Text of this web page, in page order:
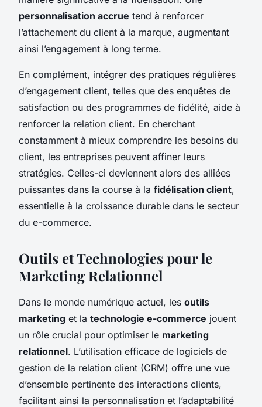
personnalisation accrue tend à renforcer
l’attachement du client à la marque, augmentant
ainsi l’engagement à long terme.
En complément, intégrer des pratiques régulières
d’engagement client, telles que des enquêtes de
satisfaction ou des programmes de fidélité, aide à
renforcer la relation client. En cherchant
constamment à mieux comprendre les besoins du
client, les entreprises peuvent affiner leurs
stratégies. Celles-ci deviennent alors des alliées
puissantes dans la course à la fidélisation client,
essentielle à la croissance durable dans le secteur
du e-commerce.
Outils et Technologies pour le
Marketing Relationnel
Dans le monde numérique actuel, les outils
marketing et la technologie e-commerce jouent
un rôle crucial pour optimiser le marketing
relationnel. L’utilisation efficace de logiciels de
gestion de la relation client (CRM) offre une vue
d’ensemble pertinente des interactions clients,
facilitant ainsi la personnalisation et l’adaptabilité